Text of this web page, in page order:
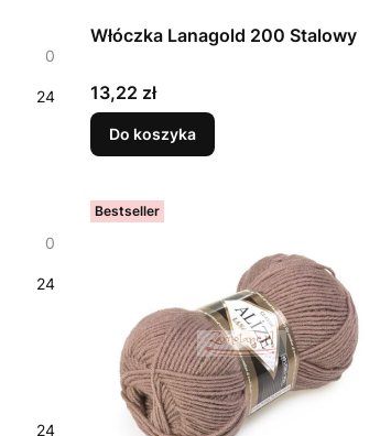
0
24
0
24
24
Włóczka Lanagold 200 Stalowy
Cena
13,22 zł
Do koszyka
Bestseller